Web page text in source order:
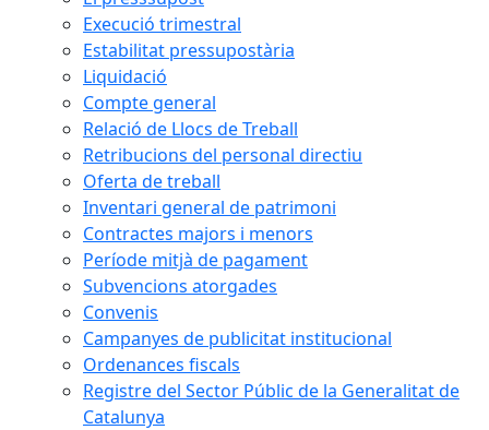
Execució trimestral
Estabilitat pressupostària
Liquidació
Compte general
Relació de Llocs de Treball
Retribucions del personal directiu
Oferta de treball
Inventari general de patrimoni
Contractes majors i menors
Període mitjà de pagament
Subvencions atorgades
Convenis
Campanyes de publicitat institucional
Ordenances fiscals
Registre del Sector Públic de la Generalitat de
Catalunya